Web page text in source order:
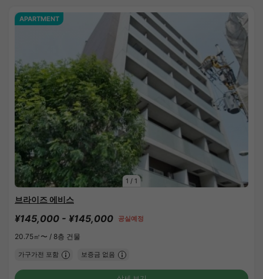
1 / 1
APARTMENT
브라이즈 에비스
¥145,000 - ¥145,000 공실예정
20.75㎡〜 / 8층 건물
가구가전 포함 보증금 없음